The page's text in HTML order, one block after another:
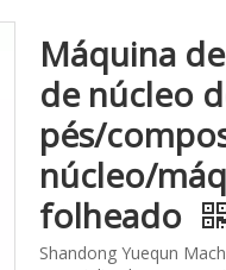
Máquina
de núcleo
pés/
núcleo/
folheado
Shandong Yuequn